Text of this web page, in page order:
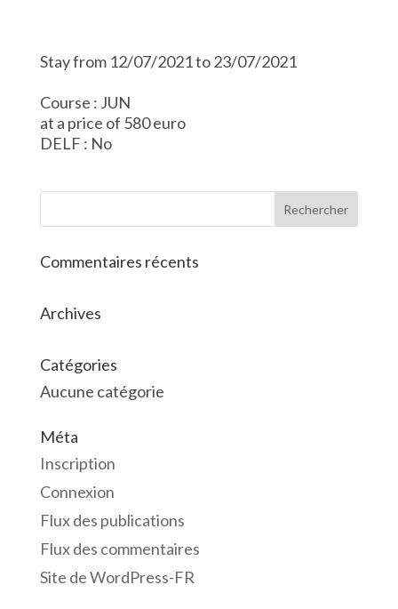
Stay from 12/07/2021 to 23/07/2021
Course : JUN
at a price of 580 euro
DELF : No
Commentaires récents
Archives
Catégories
Aucune catégorie
Méta
Inscription
Connexion
Flux des publications
Flux des commentaires
Site de WordPress-FR